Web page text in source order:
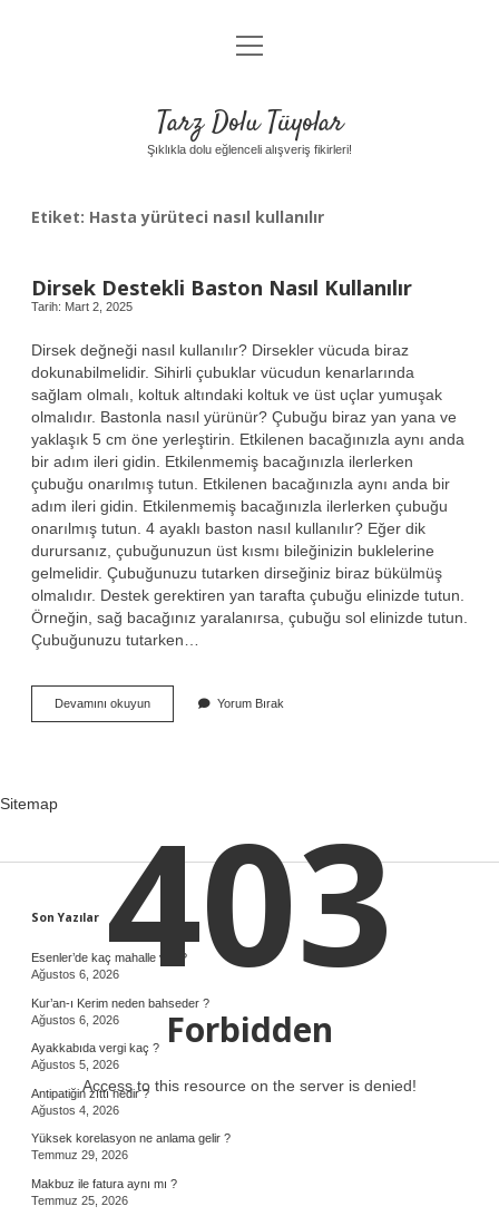
Anasayfa
Yasal Uyarı
menüyü
aç
Tarz Dolu Tüyolar
Şıklıkla dolu eğlenceli alışveriş fikirleri!
Etiket: Hasta yürüteci nasıl kullanılır
Dirsek Destekli Baston Nasıl Kullanılır
Tarih: Mart 2, 2025
Dirsek değneği nasıl kullanılır? Dirsekler vücuda biraz
dokunabilmelidir. Sihirli çubuklar vücudun kenarlarında
sağlam olmalı, koltuk altındaki koltuk ve üst uçlar yumuşak
olmalıdır. Bastonla nasıl yürünür? Çubuğu biraz yan yana ve
yaklaşık 5 cm öne yerleştirin. Etkilenen bacağınızla aynı anda
bir adım ileri gidin. Etkilenmemiş bacağınızla ilerlerken
çubuğu onarılmış tutun. Etkilenen bacağınızla aynı anda bir
adım ileri gidin. Etkilenmemiş bacağınızla ilerlerken çubuğu
onarılmış tutun. 4 ayaklı baston nasıl kullanılır? Eğer dik
durursanız, çubuğunuzun üst kısmı bileğinizin buklelerine
gelmelidir. Çubuğunuzu tutarken dirseğiniz biraz bükülmüş
olmalıdır. Destek gerektiren yan tarafta çubuğu elinizde tutun.
Örneğin, sağ bacağınız yaralanırsa, çubuğu sol elinizde tutun.
Çubuğunuzu tutarken…
Devamını okuyunDirsek
Destekli
Yorum Bırak
Sitemap
Sidebar
Son Yazılar
Esenler’de kaç mahalle var ?
Ağustos 6, 2026
Kur’an-ı Kerim neden bahseder ?
Ağustos 6, 2026
Ayakkabıda vergi kaç ?
Ağustos 5, 2026
Antipatiğin zıttı nedir ?
Ağustos 4, 2026
Yüksek korelasyon ne anlama gelir ?
Temmuz 29, 2026
Makbuz ile fatura aynı mı ?
Temmuz 25, 2026
403
Forbidden
Access to this resource on the server is denied!